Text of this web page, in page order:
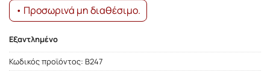
• Προσωρινά μη διαθέσιμο.
Εξαντλημένο
Κωδικός προϊόντος: Β247